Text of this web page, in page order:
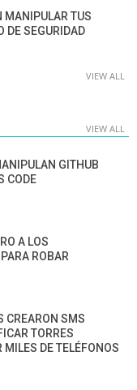
MANIPULAR TUS
DE SEGURIDAD
VIEW ALL
VIEW ALL
GITHUB
CODE
A LOS
ROBAR
CREARON SMS
TORRES
MILES DE TELÉFONOS